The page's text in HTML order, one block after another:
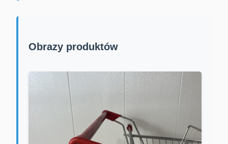
Obrazy produktów